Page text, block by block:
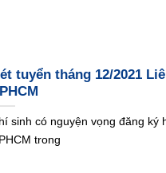
tuyển tháng 12/2021
sinh có nguyện vọng đăng ký
trong